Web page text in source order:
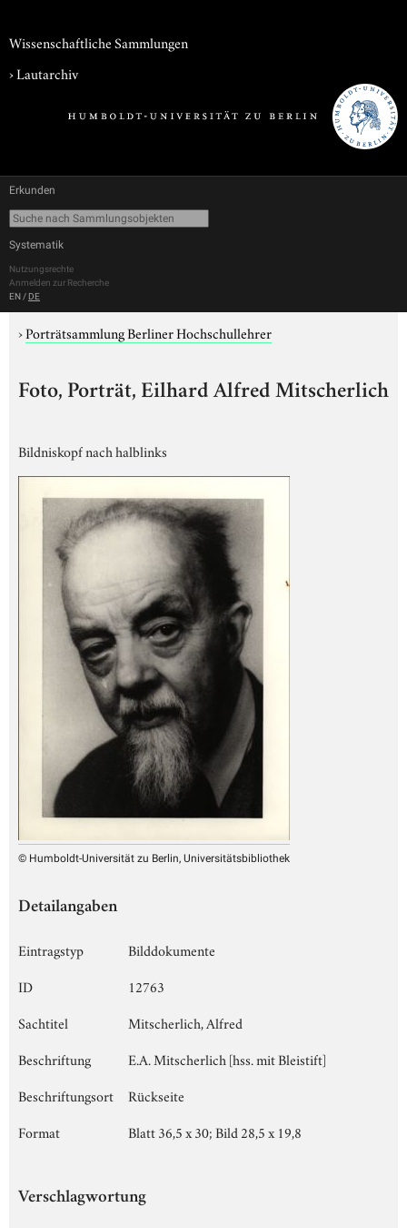
Wissenschaftliche Sammlungen
›Lautarchiv
Erkunden
Systematik
Nutzungsrechte
Anmelden zur Recherche
EN / DE
›Porträtsammlung Berliner Hochschullehrer
Foto, Porträt, Eilhard Alfred Mitscherlich
Bildniskopf nach halblinks
© Humboldt-Universität zu Berlin, Universitätsbibliothek
Detailangaben
Eintragstyp
Bilddokumente
ID
12763
Sachtitel
Mitscherlich, Alfred
Beschriftung
E.A. Mitscherlich [hss. mit Bleistift]
Beschriftungsort
Rückseite
Format
Blatt 36,5 x 30; Bild 28,5 x 19,8
Verschlagwortung